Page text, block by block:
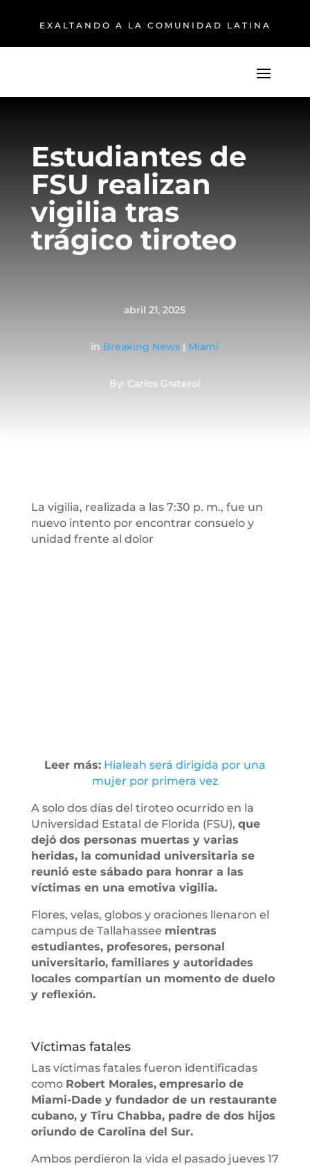
EXALTANDO A LA COMUNIDAD LATINA
Estudiantes de
FSU realizan
vigilia tras
trágico tiroteo
abril 21, 2025
in Breaking News | Miami
By: Carlos Graterol
La vigilia, realizada a las 7:30 p. m., fue un
nuevo intento por encontrar consuelo y
unidad frente al dolor
Leer más: Hialeah será dirigida por una
mujer por primera vez
A solo dos días del tiroteo ocurrido en la
Universidad Estatal de Florida (FSU), que
dejó dos personas muertas y varias
heridas, la comunidad universitaria se
reunió este sábado para honrar a las
víctimas en una emotiva vigilia.
Flores, velas, globos y oraciones llenaron el
campus de Tallahassee mientras
estudiantes, profesores, personal
universitario, familiares y autoridades
locales compartían un momento de duelo
y reflexión.
Víctimas fatales
Las víctimas fatales fueron identificadas
como Robert Morales, empresario de
Miami-Dade y fundador de un restaurante
cubano, y Tiru Chabba, padre de dos hijos
oriundo de Carolina del Sur.
Ambos perdieron la vida el pasado jueves 17